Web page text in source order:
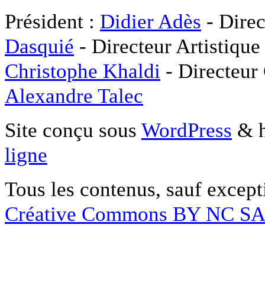
Président : Didier Adès -
Dasquié - Directeur
Christophe Khaldi -
Alexandre Talec
Site conçu sous WordPress &
ligne
Tous les contenus, sauf
Créative Commons BY NC SA